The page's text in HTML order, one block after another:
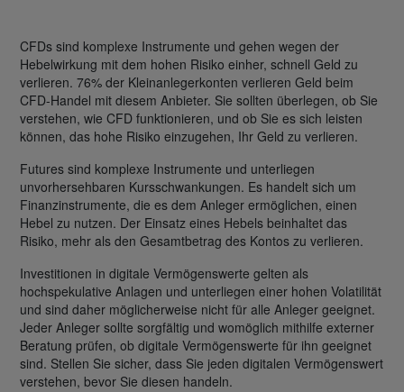
CFDs sind komplexe Instrumente und gehen wegen der
Hebelwirkung mit dem hohen Risiko einher, schnell Geld zu
verlieren. 76% der Kleinanlegerkonten verlieren Geld beim
CFD-Handel mit diesem Anbieter. Sie sollten überlegen, ob Sie
verstehen, wie CFD funktionieren, und ob Sie es sich leisten
können, das hohe Risiko einzugehen, Ihr Geld zu verlieren.
Futures sind komplexe Instrumente und unterliegen
unvorhersehbaren Kursschwankungen. Es handelt sich um
Finanzinstrumente, die es dem Anleger ermöglichen, einen
Hebel zu nutzen. Der Einsatz eines Hebels beinhaltet das
Risiko, mehr als den Gesamtbetrag des Kontos zu verlieren.
Investitionen in digitale Vermögenswerte gelten als
hochspekulative Anlagen und unterliegen einer hohen Volatilität
und sind daher möglicherweise nicht für alle Anleger geeignet.
Jeder Anleger sollte sorgfältig und womöglich mithilfe externer
Beratung prüfen, ob digitale Vermögenswerte für ihn geeignet
sind. Stellen Sie sicher, dass Sie jeden digitalen Vermögenswert
verstehen, bevor Sie diesen handeln.